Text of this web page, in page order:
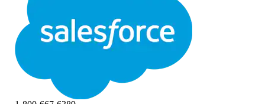
Sluiten Sluiten